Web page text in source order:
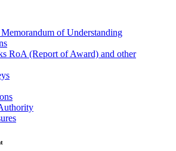
of Understanding
RoA (Report of Award) and other